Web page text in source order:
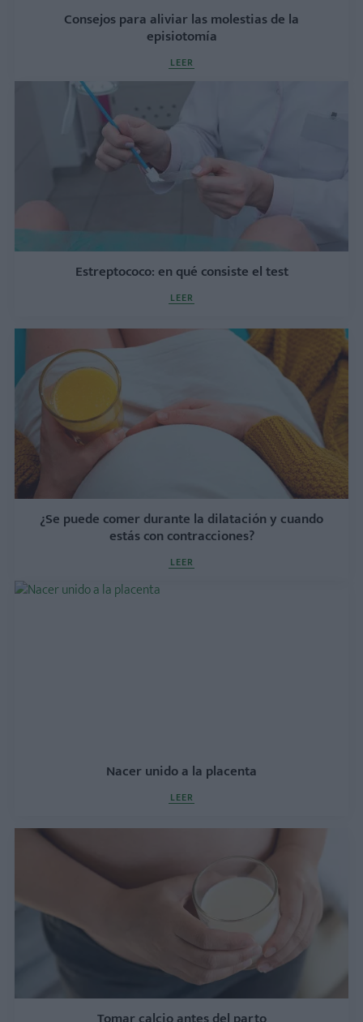
Consejos para aliviar las molestias de la
episiotomía
LEER
Estreptococo: en qué consiste el test
LEER
¿Se puede comer durante la dilatación y cuando
estás con contracciones?
LEER
Nacer unido a la placenta
LEER